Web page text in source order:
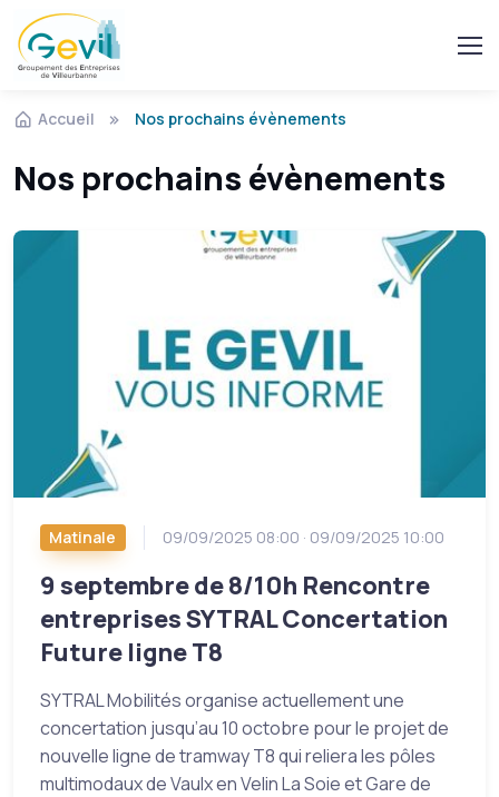
Accueil Nos prochains évènements
Nos prochains évènements
Matinale 09/09/2025 08:00 · 09/09/2025 10:00
9 septembre de 8/10h Rencontre
entreprises SYTRAL Concertation
Future ligne T8
SYTRAL Mobilités organise actuellement une
concertation jusqu’au 10 octobre pour le projet de
nouvelle ligne de tramway T8 qui reliera les pôles
multimodaux de Vaulx en Velin La Soie et Gare de